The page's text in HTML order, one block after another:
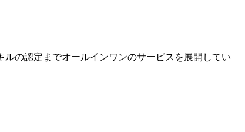
の認定までオールインワンのサービスを展開してい